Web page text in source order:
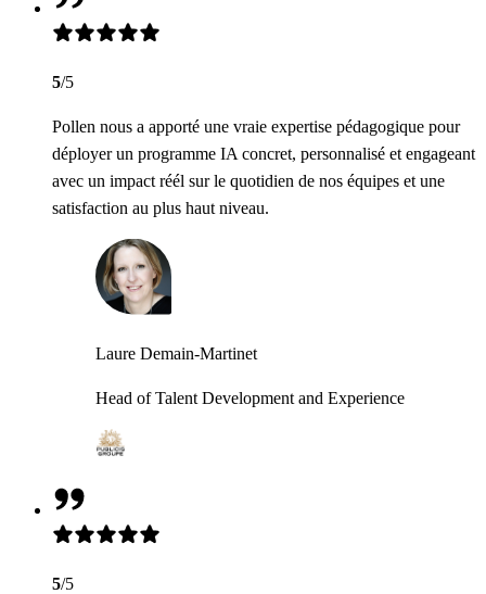
5/5
Pollen nous a apporté une vraie expertise pédagogique pour
déployer un programme IA concret, personnalisé et engageant
avec un impact réél sur le quotidien de nos équipes et une
satisfaction au plus haut niveau.
Laure Demain-Martinet
Head of Talent Development and Experience
5/5